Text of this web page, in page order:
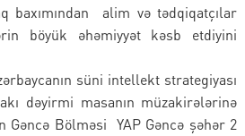
baxımından alim və tədqiqatçılar
böyük əhəmiyyət kəsb etdiyini
süni intellekt strategiyası
dəyirmi masanın müzakirələrinə
Gəncə Bölməsi YAP Gəncə şəhər 2